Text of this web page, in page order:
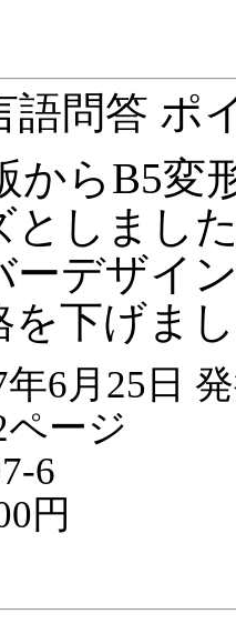
語問答 ポ
からB5変
としまし
ーデザイ
を下げま
年6月25日
ージ
6
円